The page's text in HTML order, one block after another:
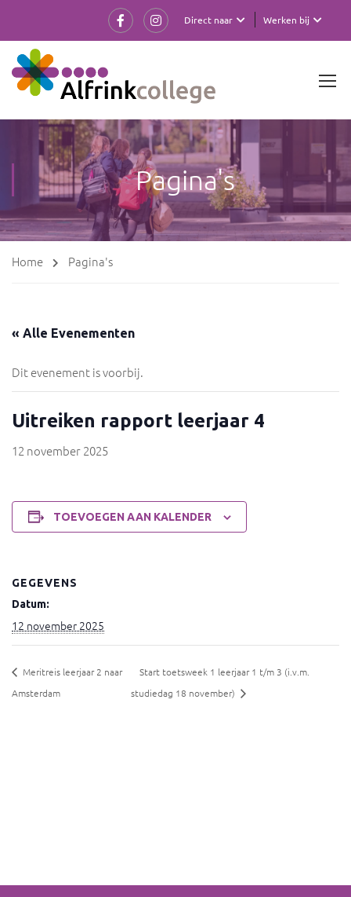
Werken bij
Direct naar
Pagina's
Home Pagina's
« Alle Evenementen
Dit evenement is voorbij.
Uitreiken rapport leerjaar 4
12 november 2025
TOEVOEGEN AAN KALENDER
GEGEVENS
Datum:
12 november 2025
Meritreis leerjaar 2 naar
Amsterdam
Start toetsweek 1 leerjaar 1 t/m 3 (i.v.m.
studiedag 18 november)